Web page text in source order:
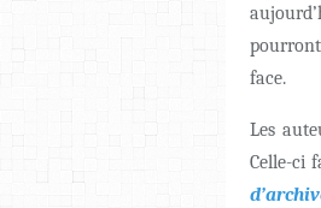
face.
Les
Celle-ci